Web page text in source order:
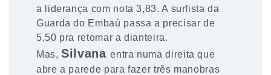
a liderança com nota 3,83. A surfista da
Guarda do Embaú passa a precisar de
5,50 pra retomar a dianteira.
Mas,Silvanaentra numa direita que
abre a parede para fazer três manobras